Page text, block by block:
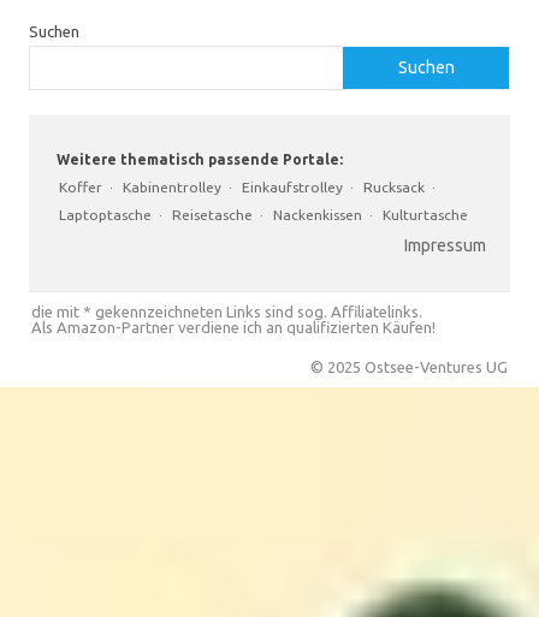
Suchen
Suchen
Weitere thematisch passende Portale:
Koffer · Kabinentrolley · Einkaufstrolley · Rucksack ·
Laptoptasche · Reisetasche · Nackenkissen · Kulturtasche
Impressum
die mit * gekennzeichneten Links sind sog. Affiliatelinks.
Als Amazon-Partner verdiene ich an qualifizierten Käufen!
© 2025 Ostsee-Ventures UG